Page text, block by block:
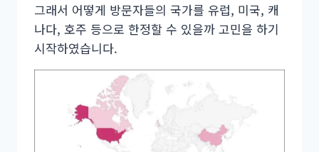
그래서 어떻게 방문자들의 국가를 유럽, 미국, 캐
나다, 호주 등으로 한정할 수 있을까 고민을 하기
시작하였습니다.